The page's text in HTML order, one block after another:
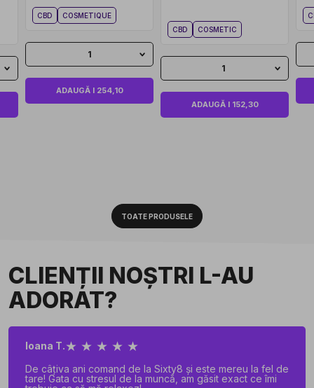
CBD COSMETIQUE
1
ADAUGĂ I 254,10
CBD COSMETIC
1
ADAUGĂ I 152,30
TOATE PRODUSELE
CLIENȚII NOȘTRI L-AU
ADORAT?
Ioana T.★ ★ ★ ★ ★
De câțiva ani comand de la Sixty8 și este mereu la fel de
tare! Gata cu stresul de la muncă, am găsit exact ce îmi